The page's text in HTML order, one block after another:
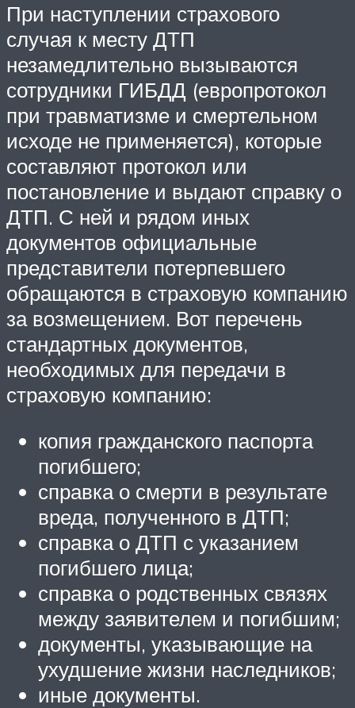
При наступлении страхового
случая к месту ДТП
незамедлительно вызываются
сотрудники ГИБДД (европротокол
при травматизме и смертельном
исходе не применяется), которые
составляют протокол или
постановление и выдают справку о
ДТП. С ней и рядом иных
документов официальные
представители потерпевшего
обращаются в страховую компанию
за возмещением. Вот перечень
стандартных документов,
необходимых для передачи в
страховую компанию:
копия гражданского паспорта
погибшего;
справка о смерти в результате
вреда, полученного в ДТП;
справка о ДТП с указанием
погибшего лица;
справка о родственных связях
между заявителем и погибшим;
документы, указывающие на
ухудшение жизни наследников;
иные документы.